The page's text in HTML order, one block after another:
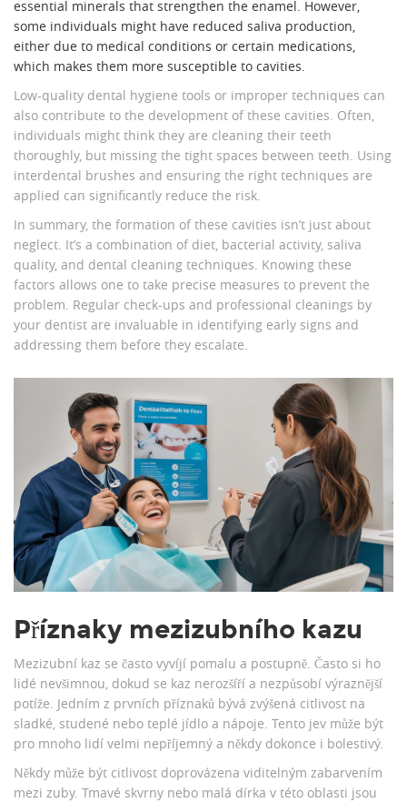
essential minerals that strengthen the enamel. However,
some individuals might have reduced saliva production,
either due to medical conditions or certain medications,
which makes them more susceptible to cavities.
Low-quality dental hygiene tools or improper techniques can
also contribute to the development of these cavities. Often,
individuals might think they are cleaning their teeth
thoroughly, but missing the tight spaces between teeth. Using
interdental brushes and ensuring the right techniques are
applied can significantly reduce the risk.
In summary, the formation of these cavities isn’t just about
neglect. It’s a combination of diet, bacterial activity, saliva
quality, and dental cleaning techniques. Knowing these
factors allows one to take precise measures to prevent the
problem. Regular check-ups and professional cleanings by
your dentist are invaluable in identifying early signs and
addressing them before they escalate.
Příznaky mezizubního kazu
Mezizubní kaz se často vyvíjí pomalu a postupně. Často si ho
lidé nevšimnou, dokud se kaz nerozšíří a nezpůsobí výraznější
potíže. Jedním z prvních příznaků bývá zvýšená citlivost na
sladké, studené nebo teplé jídlo a nápoje. Tento jev může být
pro mnoho lidí velmi nepříjemný a někdy dokonce i bolestivý.
Někdy může být citlivost doprovázena viditelným zabarvením
mezi zuby. Tmavé skvrny nebo malá dírka v této oblasti jsou